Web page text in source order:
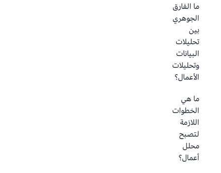
ما الفارق
الجوهري
بين
تحليلات
البيانات
وتحليلات
الأعمال؟
ما هي
الخطوات
اللازمة
لتصبح
محلل
أعمال؟